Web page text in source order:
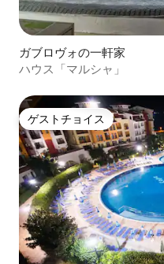
ガブロヴォの一軒家
ハウス「マルシャ」
ゲストチョイス
ゲストチョイス